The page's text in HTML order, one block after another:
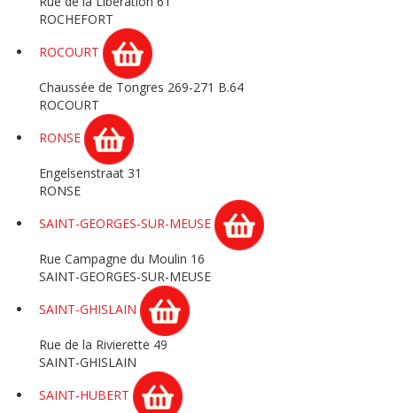
ROCHEFORT
ROCOURT
Chaussée de Tongres 269-271 B.64
ROCOURT
RONSE
Engelsenstraat 31
RONSE
SAINT-GEORGES-SUR-MEUSE
Rue Campagne du Moulin 16
SAINT-GEORGES-SUR-MEUSE
SAINT-GHISLAIN
Rue de la Rivierette 49
SAINT-GHISLAIN
SAINT-HUBERT